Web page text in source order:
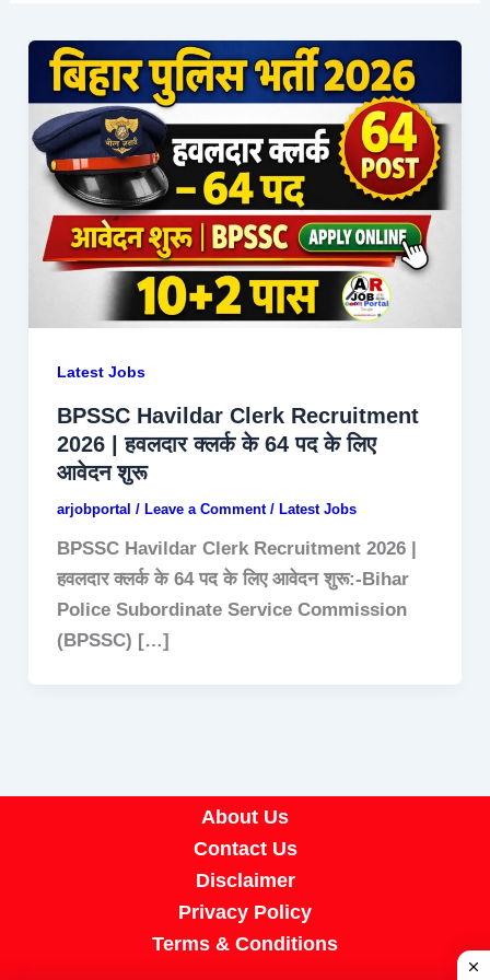
Latest Jobs
BPSSC Havildar Clerk Recruitment
2026 | हवलदार क्लर्क के 64 पद के लिए
आवेदन शुरू
arjobportal / Leave a Comment / Latest Jobs
BPSSC Havildar Clerk Recruitment 2026 |
हवलदार क्लर्क के 64 पद के लिए आवेदन शुरू:-Bihar
Police Subordinate Service Commission
(BPSSC) […]
About Us
Contact Us
Disclaimer
Privacy Policy
Terms & Conditions